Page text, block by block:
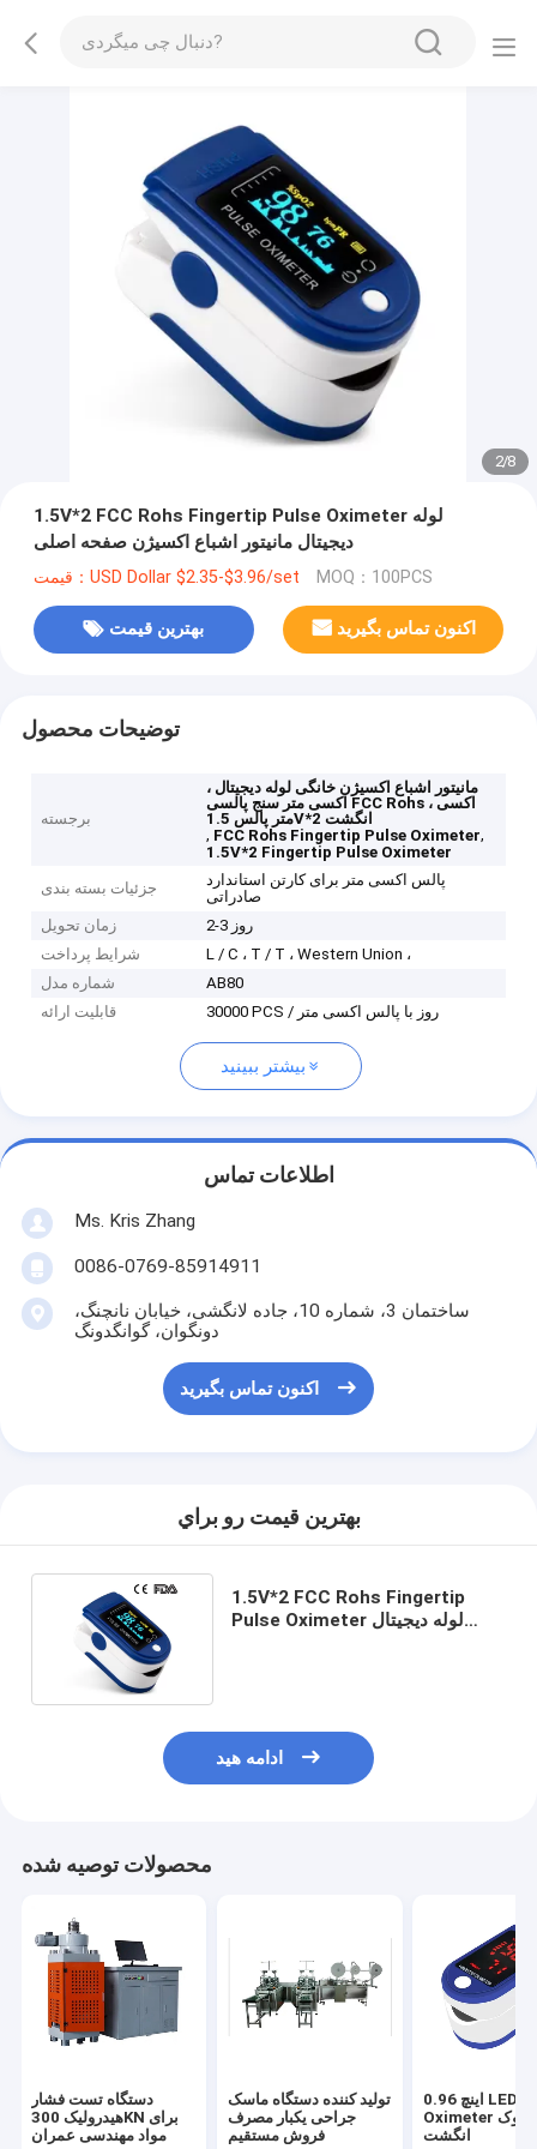
2/8
1.5V*2 FCC Rohs Fingertip Pulse Oximeter لوله
دیجیتال مانیتور اشباع اکسیژن صفحه اصلی
قیمت：USD Dollar $2.35-$3.96/set MOQ：100PCS
بهترین قیمت اکنون تماس بگیرید
توضیحات محصول
برجسته
مانیتور اشباع اکسیژن خانگی لوله دیجیتال ،
اکسی متر سنج پالسی FCC Rohs ، اکسی
متر پالس 1.5V*2 انگشت
, FCC Rohs Fingertip Pulse Oximeter,
1.5V*2 Fingertip Pulse Oximeter
جزئیات بسته بندی
پالس اکسی متر برای کارتن استاندارد
صادراتی
زمان تحویل
2-3 روز
شرایط پرداخت
L / C ، T / T ، Western Union ،
شماره مدل
AB80
قابلیت ارائه
30000 PCS / روز با پالس اکسی متر
بیشتر ببینید
اطلاعات تماس
Ms. Kris Zhang
0086-0769-85914911
ساختمان 3، شماره 10، جاده لانگشی، خیابان نانچنگ،
دونگوان، گوانگدونگ
اکنون تماس بگیرید
بهترين قيمت رو براي
1.5V*2 FCC Rohs Fingertip
Pulse Oximeter لوله دیجیتال
ادامه هید
محصولات توصیه شده
دستگاه تست فشار
هیدرولیک 300KN برای
مواد مهندسی عمران
تولید کننده دستگاه ماسک
جراحی یکبار مصرف
فروش مستقیم
0.96 اینچ LED Spo2
Oximeter نبض نوک
انگشت